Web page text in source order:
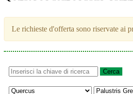
Le richieste d'offerta sono riservate ai